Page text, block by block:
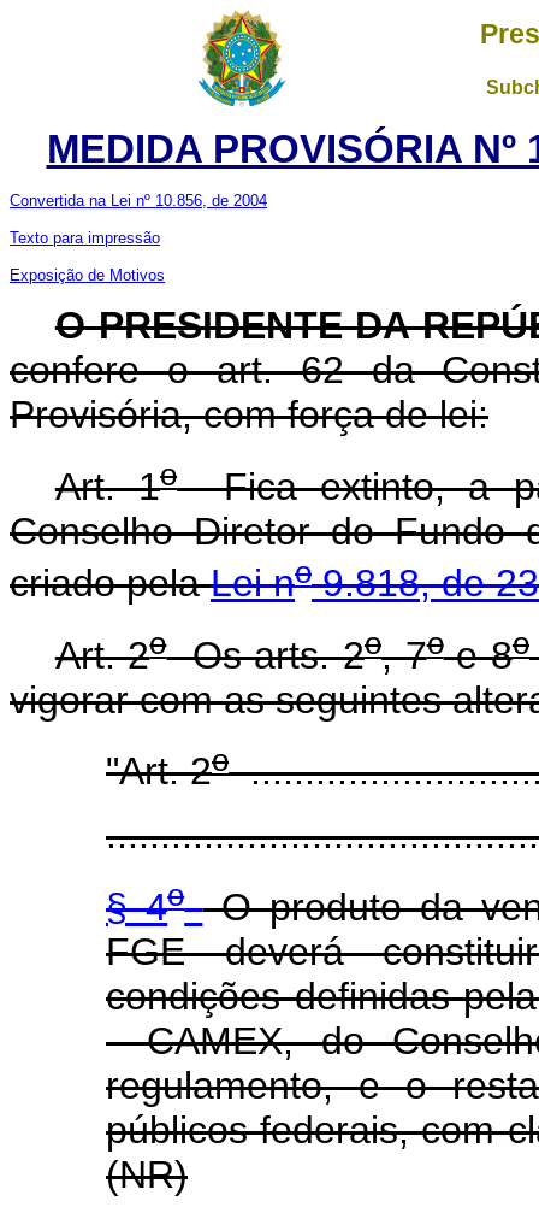
MEDIDA PROVISÓRIA Nº
Convertida na Lei nº 10.856, de 2004
Texto para impressão
Exposição de Motivos
O PRESIDENTE DA
confere o art. 62 da
Provisória, com força de lei:
Art. 1oFica extinto, a
Conselho Diretor do Fundo
criado pelaLei no9.818, de
Art. 2oOs arts. 2o, 7oe 8o
vigorar com as seguintes
"Art. 2o
§ 4o O produto da
FGE deverá
condições definidas
- CAMEX, do
regulamento, e o
públicos federais, com
(NR)